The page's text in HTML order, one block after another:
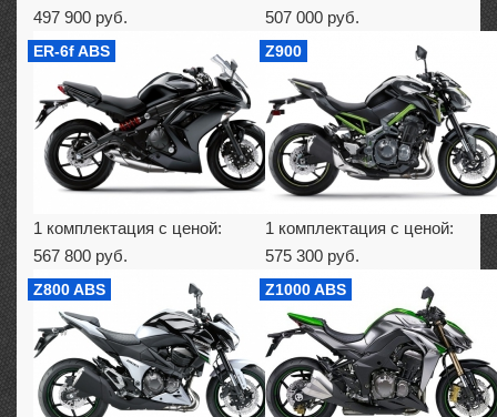
497 900 руб.
507 000 руб.
ER-6f ABS
1 комплектация с ценой:
567 800 руб.
Z900
1 комплектация с ценой:
575 300 руб.
Z800 ABS Z1000 ABS